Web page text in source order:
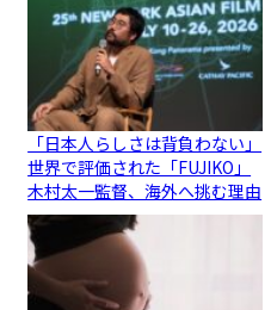
「日本人らしさは背負わない」
世界で評価された「FUJIKO」
木村太一監督、海外へ挑む理由